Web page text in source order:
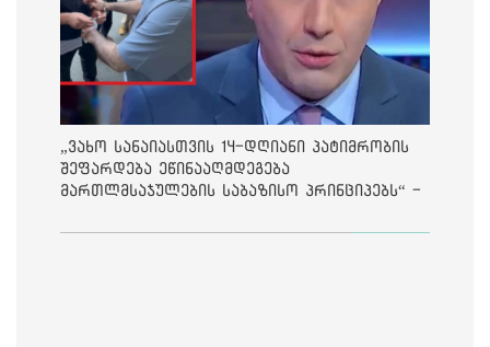
„ვახო სანაიასთვის 14-დღიანი პატიმრობის
შეფარდება ეწინააღმდეგება
მართლმსაჯულების საბაზისო პრინციპებს“ -